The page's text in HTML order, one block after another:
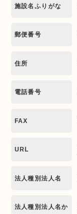
施設名ふりがな
郵便番号
住所
電話番号
FAX
URL
法人種別法人名
法人種別法人名か